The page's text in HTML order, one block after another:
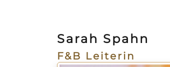
Sarah Spahn
F&B Leiterin